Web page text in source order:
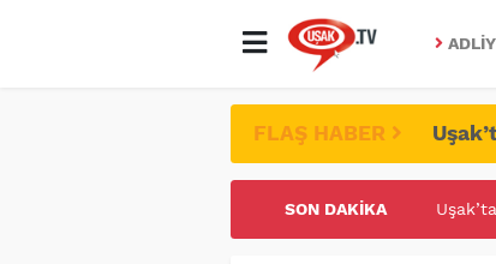
FLAŞ HABER
SON DAKIKA UŞAK